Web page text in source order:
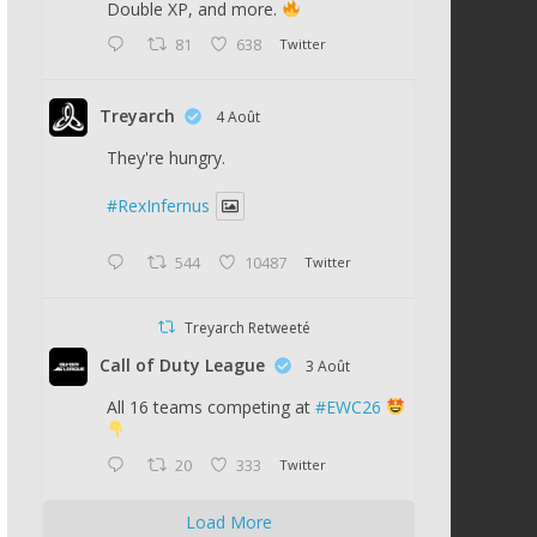
Double XP, and more.
81 638 Twitter
Treyarch 4 Août
They're hungry.
#RexInfernus
544 10487 Twitter
Treyarch Retweeté
Call of Duty League 3 Août
All 16 teams competing at #EWC26
20 333 Twitter
Load More